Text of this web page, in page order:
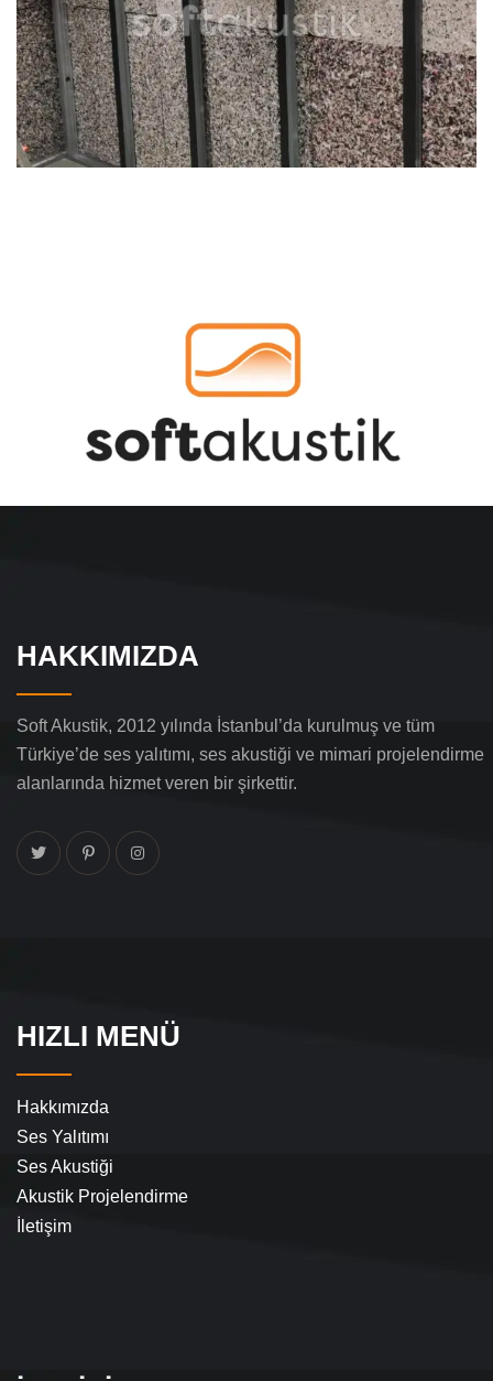
HAKKIMIZDA
Soft Akustik, 2012 yılında İstanbul’da kurulmuş ve tüm
Türkiye’de ses yalıtımı, ses akustiği ve mimari projelendirme
alanlarında hizmet veren bir şirkettir.
HIZLI MENÜ
Hakkımızda
Ses Yalıtımı
Ses Akustiği
Akustik Projelendirme
İletişim